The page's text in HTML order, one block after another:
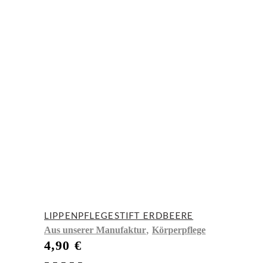
LIPPENPFLEGESTIFT ERDBEERE
Aus unserer Manufaktur, Körperpflege
4,90 €